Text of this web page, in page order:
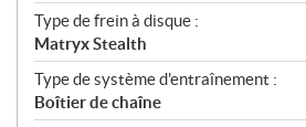
Type de frein à disque :
Matryx Stealth
Type de système d'entraînement :
Boîtier de chaîne